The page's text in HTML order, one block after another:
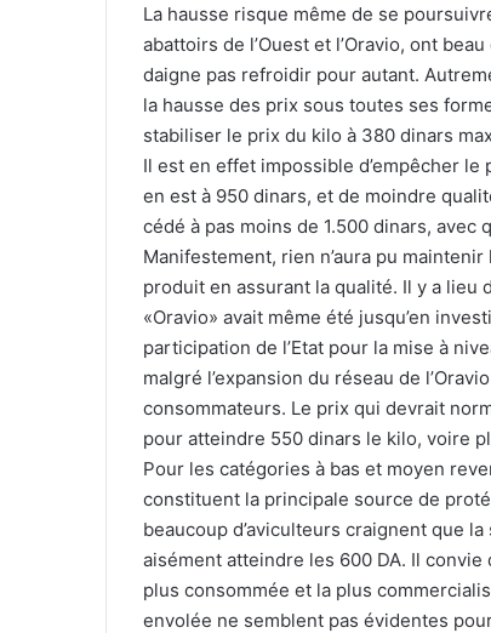
La hausse risque même de se
abattoirs de l’Ouest et l’Oravio, ont
daigne pas refroidir pour autant.
la hausse des prix sous toutes ses
stabiliser le prix du kilo à 380 dinars
Il est en effet impossible d’empêcher
en est à 950 dinars, et de moindre
cédé à pas moins de 1.500 dinars, avec
Manifestement, rien n’aura pu
produit en assurant la qualité. Il y a lieu
«Oravio» avait même été jusqu’en
participation de l’Etat pour la mise à
malgré l’expansion du réseau de
consommateurs. Le prix qui devrait
pour atteindre 550 dinars le kilo, voire
Pour les catégories à bas et moyen
constituent la principale source de
beaucoup d’aviculteurs craignent que
aisément atteindre les 600 DA. Il
plus consommée et la plus
envolée ne semblent pas évidentes